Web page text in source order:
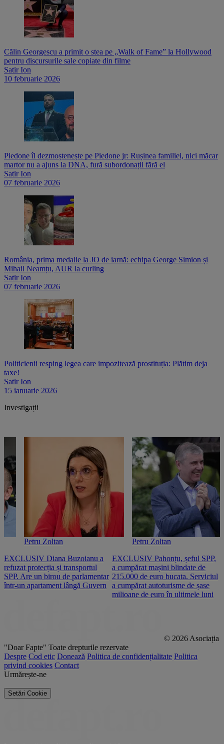
Călin Georgescu a primit o stea pe „Walk of Fame” la Hollywood
pentru discursurile sale copiate din filme
Satir Ion
10 februarie 2026
Piedone îl dezmoștenește pe Piedone jr: Rușinea familiei, nici măcar
martor nu a ajuns la DNA, fură subordonații fără el
Satir Ion
07 februarie 2026
România, prima medalie la JO de iarnă: echipa George Simion și
Mihail Neamțu, AUR la curling
Satir Ion
07 februarie 2026
Politicienii resping legea care impozitează prostituția: Plătim deja
taxe!
Satir Ion
15 ianuarie 2026
Investigații
Petru Zoltan
EXCLUSIV Diana Buzoianu a
refuzat protecția și transportul
SPP. Are un birou de parlamentar
într-un apartament lângă Guvern
Petru Zoltan
EXCLUSIV Pahonțu, șeful SPP,
a cumpărat mașini blindate de
215.000 de euro bucata. Serviciul
a cumpărat autoturisme de șase
milioane de euro în ultimele luni
© 2026 Asociația
"Doar Fapte" Toate drepturile rezervate
Despre Cod etic Donează Politica de confidențialitate Politica
privind cookies Contact
Urmărește-ne
Setări Cookie